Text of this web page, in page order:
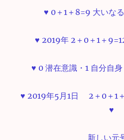
♥ 0＋1＋8=9 大いな
♥ 2019年 2＋0＋1＋
♥ 0 潜在意識・1 自分自
♥ 2019年5月1日 2＋0＋1
♥
新しい元